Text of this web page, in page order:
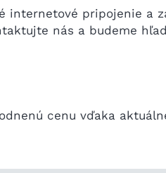
pripojenie a
nás a budeme
cenu vďaka